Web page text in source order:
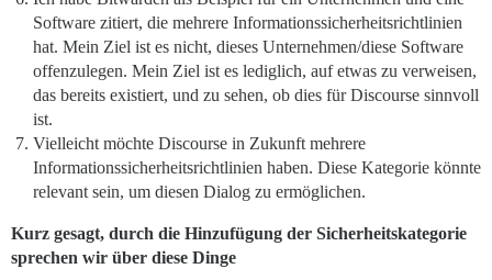
Software zitiert, die mehrere Informationssicherheitsrichtlinien
hat. Mein Ziel ist es nicht, dieses Unternehmen/diese Software
offenzulegen. Mein Ziel ist es lediglich, auf etwas zu verweisen,
das bereits existiert, und zu sehen, ob dies für Discourse sinnvoll
ist.
Vielleicht möchte Discourse in Zukunft mehrere
Informationssicherheitsrichtlinien haben. Diese Kategorie könnte
relevant sein, um diesen Dialog zu ermöglichen.
Kurz gesagt, durch die Hinzufügung der Sicherheitskategorie
sprechen wir über diese Dinge